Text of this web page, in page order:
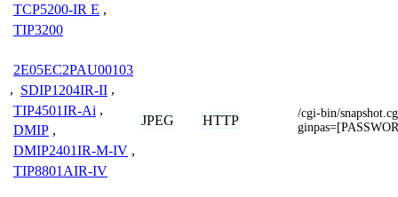
TCP5200-IR E ,
TIP3200
2E05EC2PAU00103
, SDIP1204IR-II ,
TIP4501IR-Ai ,
DMIP ,
DMIP2401IR-M-IV ,
TIP8801AIR-IV
JPEG HTTP
/cgi-bin/